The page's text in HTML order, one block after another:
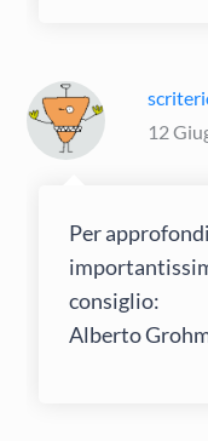
12
Per
consiglio:
Alberto